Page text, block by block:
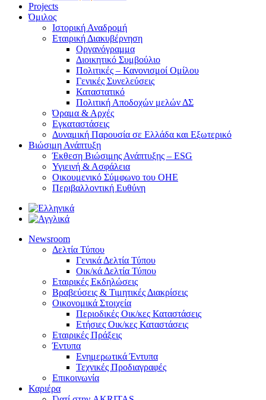
Projects
Όμιλος
Ιστορική Αναδρομή
Εταιρική Διακυβέρνηση
Οργανόγραμμα
Διοικητικό Συμβούλιο
Πολιτικές – Κανονισμοί Ομίλου
Γενικές Συνελεύσεις
Καταστατικό
Πολιτική Αποδοχών μελών ΔΣ
Όραμα & Αρχές
Εγκαταστάσεις
Δυναμική Παρουσία σε Ελλάδα και Εξωτερικό
Βιώσιμη Ανάπτυξη
Έκθεση Βιώσιμης Ανάπτυξης – ESG
Υγιεινή & Ασφάλεια
Οικουμενικό Σύμφωνο του ΟΗΕ
Περιβαλλοντική Ευθύνη
Newsroom
Δελτία Τύπου
Γενικά Δελτία Τύπου
Οικ/κά Δελτία Τύπου
Εταιρικές Εκδηλώσεις
Βραβεύσεις & Τιμητικές Διακρίσεις
Οικονομικά Στοιχεία
Περιοδικές Οικ/κες Καταστάσεις
Ετήσιες Οικ/κες Καταστάσεις
Εταιρικές Πράξεις
Έντυπα
Ενημερωτικά Έντυπα
Τεχνικές Προδιαγραφές
Επικοινωνία
Καριέρα